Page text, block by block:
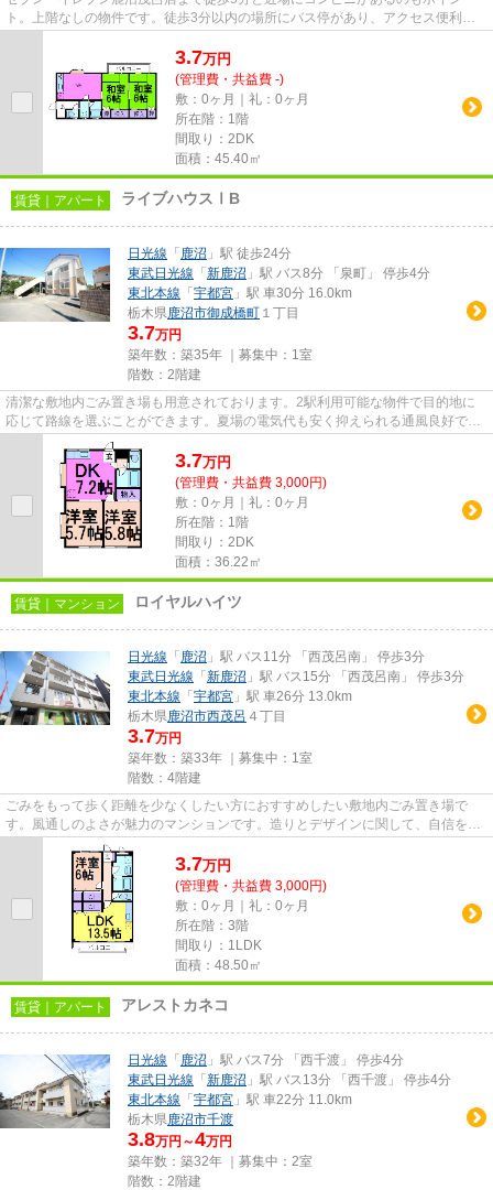
ト。上階なしの物件です。徒歩3分以内の場所にバス停があり、アクセス便利で
3.7万円
(管理費・共益費 -)
敷：0ヶ月｜礼：0ヶ月
所在階：1階
間取り：2DK
面積：45.40㎡
賃貸｜アパート ライブハウスⅠB
日光線 「 鹿沼 」駅 徒歩24分
東武日光線 「 新鹿沼 」駅 バス8分 「泉町」 停歩4分
東北本線 「 宇都宮 」駅 車30分 16.0km
栃木県鹿沼市御成橋町 １丁目
3.7万円
築年数：築35年 ｜募集中： 1室
階数：2階建
清潔な敷地内ごみ置き場も用意されております。2駅利用可能な物件で目的地に
応じて路線を選ぶことができます。夏場の電気代も安く抑えられる通風良好で快
適なアパートです。こちらの物...
3.7万円
(管理費・共益費 3,000円)
敷：0ヶ月｜礼：0ヶ月
所在階：1階
間取り：2DK
面積：36.22㎡
賃貸｜マンション ロイヤルハイツ
日光線 「 鹿沼 」駅 バス11分 「西茂呂南」 停歩3分
東武日光線 「 新鹿沼 」駅 バス15分 「西茂呂南」 停歩3分
東北本線 「 宇都宮 」駅 車26分 13.0km
栃木県鹿沼市西茂呂 ４丁目
3.7万円
築年数：築33年 ｜募集中： 1室
階数：4階建
ごみをもって歩く距離を少なくしたい方におすすめしたい敷地内ごみ置き場で
す。風通しのよさが魅力のマンションです。造りとデザインに関して、自信をも
って情報を提供できるマンショ...
3.7万円
(管理費・共益費 3,000円)
敷：0ヶ月｜礼：0ヶ月
所在階：3階
間取り：1LDK
面積：48.50㎡
賃貸｜アパート アレストカネコ
日光線 「 鹿沼 」駅 バス7分 「西千渡」 停歩4分
東武日光線 「 新鹿沼 」駅 バス13分 「西千渡」 停歩4分
東北本線 「 宇都宮 」駅 車22分 11.0km
栃木県鹿沼市千渡
3.8万円～4万円
築年数：築32年 ｜募集中： 2室
階数：2階建